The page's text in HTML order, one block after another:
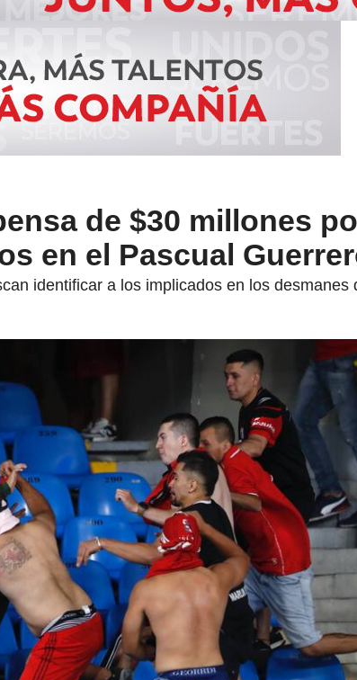
de $30 millones
en el Pascual
identificar a los implicados en los